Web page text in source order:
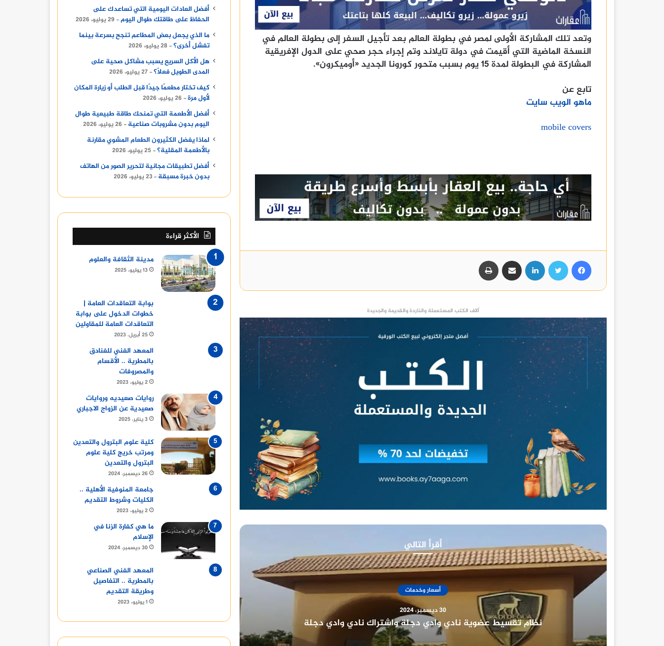
وتعد تلك المشاركة الأولى لمصر في بطولة العالم بعد تأجيل السفر إلى بطولة العالم في
النسخة الماضية التي أقيمت في دولة تايلاند وتم إجراء حجر صحي على الدول الإفريقية
المشاركة في البطولة لمدة 15 يوم بسبب متحور كورونا الجديد «أوميكرون».
تابع عن
ماهو الويب سايت
mobile covers
آلاف الكتب المستعملة والناردة والقديمة والجديدة
أقرأ التالي
أسعار وخدمات
30 ديسمبر، 2024
نادي الصيد المصري تاريخ طويل وعراقة في خدمة أعضائه مباريات نادي الأهلي السعودي: التحديات
أفضل العادات اليومية التي تساعدك على
الحفاظ على طاقتك طوال اليوم
29 يوليو، 2026
ما الذي يجعل بعض المطاعم تنجح بسرعة بينما
تفشل أخرى؟
28 يوليو، 2026
هل الأكل السريع يسبب مشاكل صحية على
المدى الطويل فعلًا؟
27 يوليو، 2026
كيف تختار مطعمًا جيدًا قبل الطلب أو زيارة المكان
لأول مرة
26 يوليو، 2026
أفضل الأطعمة التي تمنحك طاقة طبيعية طوال
اليوم بدون مشروبات صناعية
26 يوليو، 2026
لماذا يفضل الكثيرون الطعام المشوي مقارنة
بالأطعمة المقلية؟
25 يوليو، 2026
أفضل تطبيقات مجانية لتحرير الصور من الهاتف
بدون خبرة مسبقة
23 يوليو، 2026
الأكثر قراءة
مدينة الثقافة والعلوم
13 يوليو، 2025
بوابة التعاقدات العامة |
خطوات الدخول على بوابة
التعاقدات العامة للمقاولين
25 أبريل، 2023
المعهد الفني للفنادق
بالمطرية .. الأقسام
والمصروفات
2 يوليو، 2023
روايات صعيديه وروايات
صعيدية عن الزواج الاجباري
3 يناير، 2025
كلية علوم البترول والتعدين
ومرتب خريج كلية علوم
البترول والتعدين
26 ديسمبر، 2024
جامعة المنوفية الأهلية ..
الكليات وشروط التقديم
2 يوليو، 2023
ما هي كفارة الزنا في
الإسلام
30 ديسمبر، 2024
المعهد الفني الصناعي
بالمطرية .. التفاصيل
وطريقة التقديم
1 يوليو، 2023